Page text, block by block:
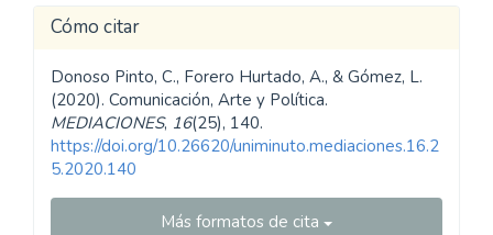
Cómo citar
Donoso Pinto, C., Forero Hurtado, A., & Gómez, L.
(2020). Comunicación, Arte y Política.
MEDIACIONES, 16(25), 140.
https://doi.org/10.26620/uniminuto.mediaciones.16.2
5.2020.140
Más formatos de cita